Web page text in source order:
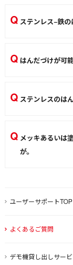
ユーザーサポートTOP
よくあるご質問
デモ機貸し出しサー
す。
ステンレス−鉄の
っかりと加熱し
BS-4A
はんだづけが可
レス、ブリキ、
ステンレスのは
があります。蓄
しっかりと加熱
メッキあるいは
が。
だ付けには板金
BS-3A